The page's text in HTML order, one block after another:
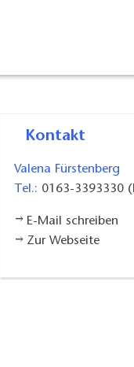
Kontakt
Valena Fürstenberg
Tel.: 0163-3393330
E-Mail schreiben
Zur Webseite